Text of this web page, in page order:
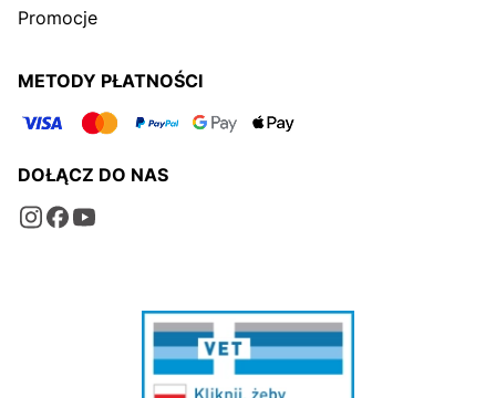
Promocje
METODY PŁATNOŚCI
DOŁĄCZ DO NAS